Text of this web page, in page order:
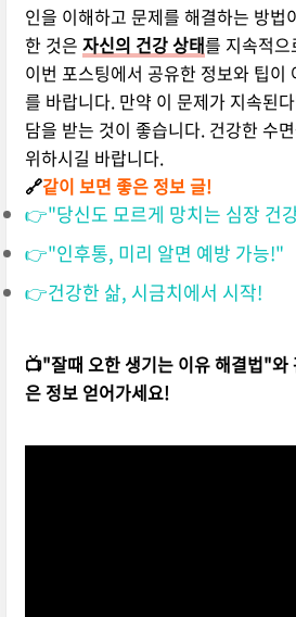
인을 이해하고 문제를 해결하는 방법
한 것은 자신의 건강 상태를 지속적
이번 포스팅에서 공유한 정보와 팁이
를 바랍니다. 만약 이 문제가 지속된
담을 받는 것이 좋습니다. 건강한 수
위하시길 바랍니다.
🔗같이 보면 좋은 정보 글!
👉"당신도 모르게 망치는 심장 건
👉"인후통, 미리 알면 예방 가능!"
👉건강한 삶, 시금치에서 시작!
📺"잘때 오한 생기는 이유 해결법"와
은 정보 얻어가세요!